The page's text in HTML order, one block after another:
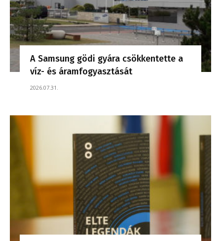
A Samsung gödi gyára csökkentette a
víz- és áramfogyasztását
2026.07.31.